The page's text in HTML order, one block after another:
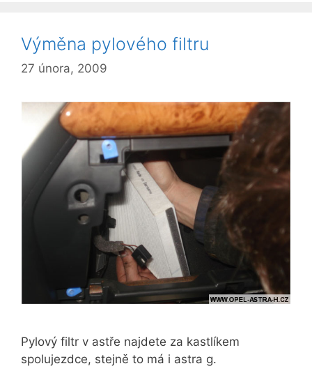
Výměna pylového filtru
27 února, 2009
Pylový filtr v astře najdete za kastlíkem
spolujezdce, stejně to má i astra g.